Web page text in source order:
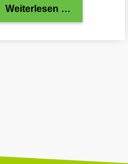
Weiterlesen …